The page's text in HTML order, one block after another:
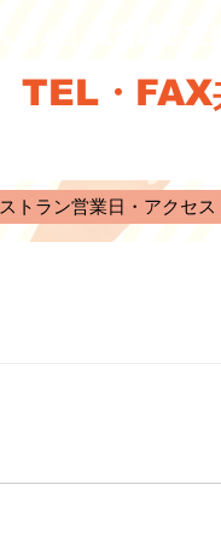
じん」就労継続
TEL・
トラン営業日・アクセス